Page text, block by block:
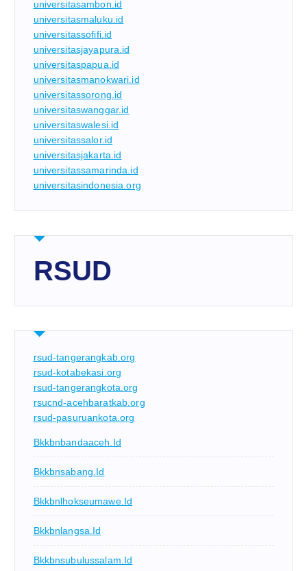
universitasambon.id
universitasmaluku.id
universitassofifi.id
universitasjayapura.id
universitaspapua.id
universitasmanokwari.id
universitassorong.id
universitaswanggar.id
universitaswalesi.id
universitassalor.id
universitasjakarta.id
universitassamarinda.id
universitasindonesia.org
RSUD
rsud-tangerangkab.org
rsud-kotabekasi.org
rsud-tangerangkota.org
rsucnd-acehbaratkab.org
rsud-pasuruankota.org
Bkkbnbandaaceh.id
Bkkbnsabang.id
Bkkbnlhokseumawe.id
Bkkbnlangsa.id
Bkkbnsubulussalam.id